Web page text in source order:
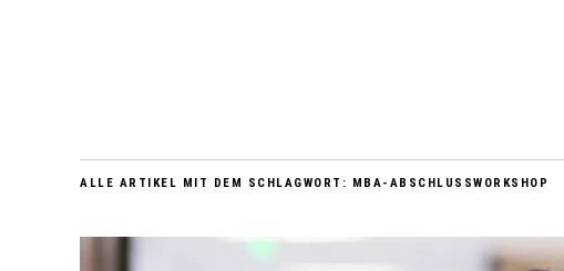
ALLE ARTIKEL MIT DEM SCHLAGWORT: MBA-ABSCHLUSSWORKSHOP